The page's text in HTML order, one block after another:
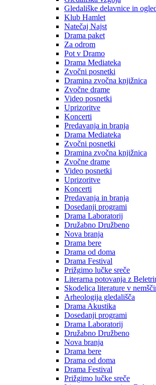
Gledališke delavnice in
Klub Hamlet
Natečaj Najst
Drama paket
Za odrom
Pot v Dramo
Drama Mediateka
Zvočni posnetki
Dramina zvočna knjižnica
Zvočne drame
Video posnetki
Uprizoritve
Koncerti
Predavanja in branja
Drama Mediateka
Zvočni posnetki
Dramina zvočna knjižnica
Zvočne drame
Video posnetki
Uprizoritve
Koncerti
Predavanja in branja
Dosedanji programi
Drama Laboratorij
Družabno Družbeno
Nova branja
Drama bere
Drama od doma
Drama Festival
Prižgimo lučke sreče
Literarna potovanja z
Skodelica literature v
Arheologija gledališča
Drama Akustika
Dosedanji programi
Drama Laboratorij
Družabno Družbeno
Nova branja
Drama bere
Drama od doma
Drama Festival
Prižgimo lučke sreče